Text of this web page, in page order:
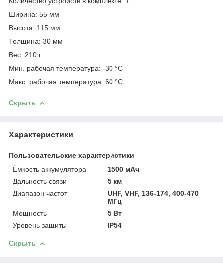
Ширина: 55 мм
Высота: 115 мм
Толщина: 30 мм
Вес: 210 г
Мин. рабочая температура: -30 °C
Макс. рабочая температура: 60 °C
Скрыть
Характеристики
Пользовательские характеристики
Ёмкость аккумулятора
1500 мАч
Дальность связи
5 км
Диапазон частот
UHF, VHF, 136-174, 400-470
МГц
Мощность
5 Вт
Уровень защиты
IP54
Скрыть